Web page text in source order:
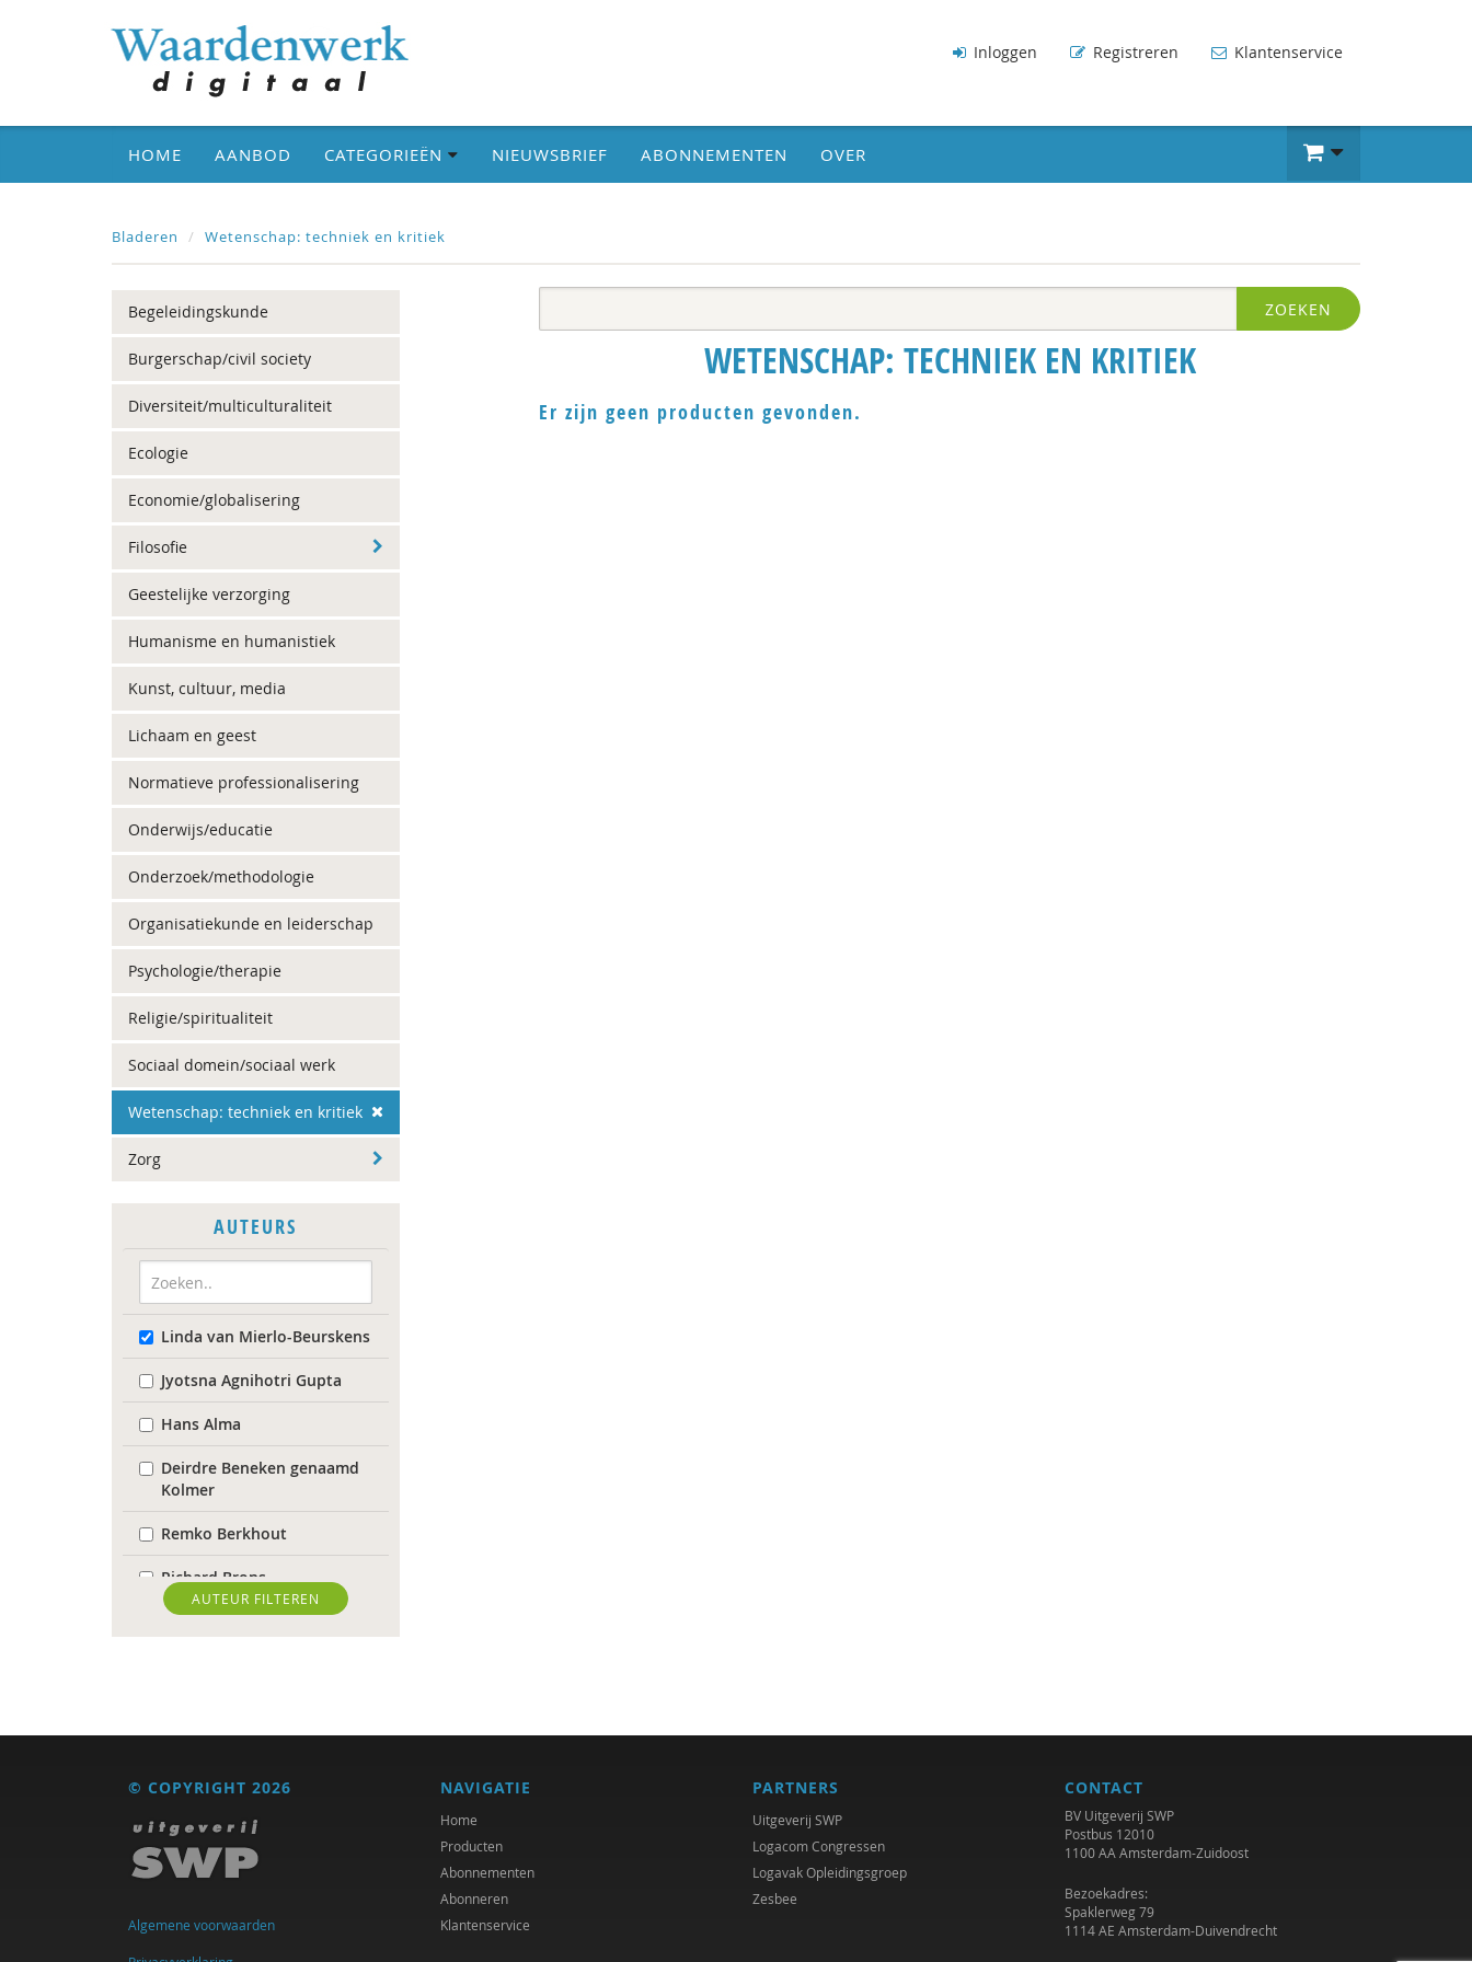
Inloggen Registreren Klantenservice
HOME AANBOD CATEGORIEËN NIEUWSBRIEF ABONNEMENTEN OVER
Bladeren Wetenschap: techniek en kritiek
Begeleidingskunde
Burgerschap/civil society
Diversiteit/multiculturaliteit
Ecologie
Economie/globalisering
Filosofie
Geestelijke verzorging
Humanisme en humanistiek
Kunst, cultuur, media
Lichaam en geest
Normatieve professionalisering
Onderwijs/educatie
Onderzoek/methodologie
Organisatiekunde en leiderschap
Psychologie/therapie
Religie/spiritualiteit
Sociaal domein/sociaal werk
Wetenschap: techniek en kritiek
Zorg
AUTEURS
Linda van Mierlo-Beurskens
Jyotsna Agnihotri Gupta
Hans Alma
Deirdre Beneken genaamd
Kolmer
Remko Berkhout
Richard Brons
Ria Brouwers
Michiel de Ronde
Trudy Dehue
Frederique Demeijer
Peter Derkx
AUTEUR FILTEREN
ZOEKEN
WETENSCHAP: TECHNIEK EN KRITIEK
Er zijn geen producten gevonden.
© COPYRIGHT 2026
Algemene voorwaarden
NAVIGATIE
Home
Producten
Abonnementen
Abonneren
Klantenservice
PARTNERS
Uitgeverij SWP
Logacom Congressen
Logavak Opleidingsgroep
Zesbee
CONTACT
BV Uitgeverij SWP
Postbus 12010
1100 AA Amsterdam-Zuidoost
Bezoekadres:
Spaklerweg 79
1114 AE Amsterdam-Duivendrecht